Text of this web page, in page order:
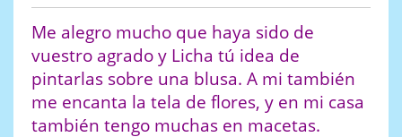
Me alegro mucho que haya sido de
vuestro agrado y Licha tú idea de
pintarlas sobre una blusa. A mi también
me encanta la tela de flores, y en mi casa
también tengo muchas en macetas.